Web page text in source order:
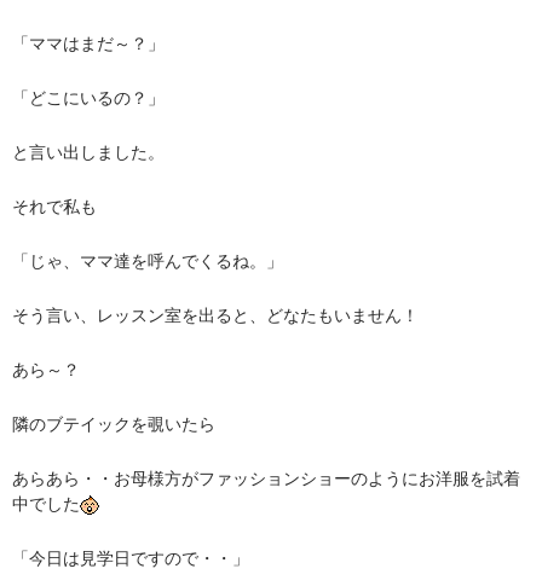
「ママはまだ～？」
「どこにいるの？」
と言い出しました。
それで私も
「じゃ、ママ達を呼んでくるね。」
そう言い、レッスン室を出ると、どなたもいません！
あら～？
隣のブテイックを覗いたら
あらあら・・お母様方がファッションショーのようにお洋服を試着
中でした
「今日は見学日ですので・・」